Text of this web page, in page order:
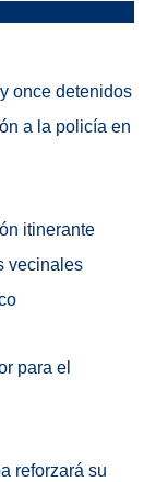
once detenidos
a la policía en
itinerante
vecinales
para el
reforzará su